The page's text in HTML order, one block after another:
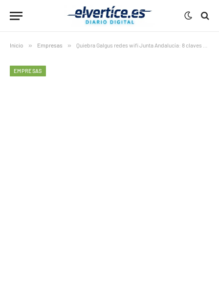
Inicio » Empresas » Quiebra Galgus redes wifi Junta Andalucía: 8 claves esenciales del riesgo en edificios públicos
EMPRESAS